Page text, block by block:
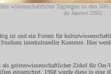
wissenschaftlicher Tagungen zu den
de Janeiro 2002
ist und ein Forum für
interkultureller Kontexte. Hier
geisteswissenschaftlicher Zirkel für
eingerichtet. 1968 wurde diese in